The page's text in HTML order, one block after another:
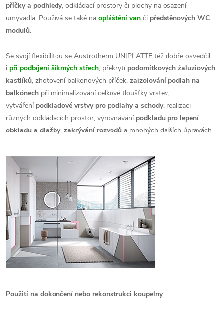
příčky a podhledy, odkládací prostory či plochy na osazení
umyvadla. Používá se také na opláštění van či předstěnových WC
modulů.
Se svojí flexibilitou se Austrotherm UNIPLATTE též dobře osvedčil
i při podbíjení šikmých střech, překrytí podomítkových žaluziových
kastlíků, zhotovení balkonových příček, zaizolování podlah na
balkónech při minimalizování celkové tloušťky vrstev,
vytváření podkladové vrstvy pro podlahy a schody, realizaci
různých odkládacích prostor, vyrovnávání podkladu pro lepení
obkladu a dlažby, zakrývání rozvodů a mnohých dalších úpravách.
Použití na dokončení nebo rekonstrukci koupelny